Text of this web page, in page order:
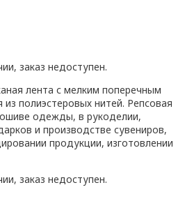
заказ недоступен.
лента с мелким поперечным
полиэстеровых нитей. Репсовая
одежды, в рукоделии,
и производстве сувениров,
продукции, изготовлении
заказ недоступен.